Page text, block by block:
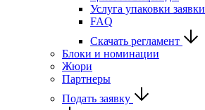
Услуга упаковки заявки
FAQ
Скачать регламент
Блоки и номинации
Жюри
Партнеры
Подать заявку